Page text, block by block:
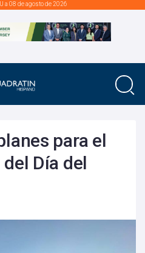
a 08 de agosto de 2026
para el
Día del